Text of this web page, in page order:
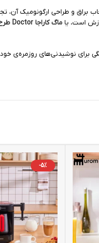
براق و طراحی ارگونومیک آن،
است، یا ماگ کاراجا Doctor طرح دکتر
برای نوشیدنی‌های روزمره‌ی
-5%